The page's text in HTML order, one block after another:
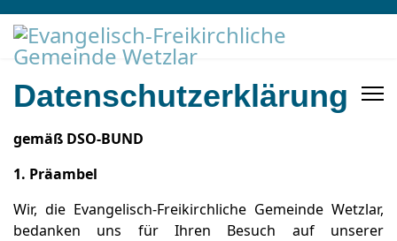
Datenschutzerklärung
gemäß DSO-BUND
1. Präambel
Wir, die Evangelisch-Freikirchliche Gemeinde Wetzlar,
bedanken uns für Ihren Besuch auf unserer